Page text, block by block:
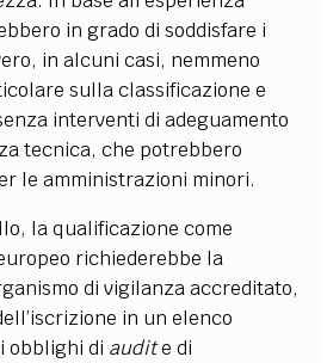
in grado di soddisfare i
in alcuni casi, nemmeno
sulla classificazione e
interventi di adeguamento
tecnica, che potrebbero
le amministrazioni minori.
la qualificazione come
richiederebbe la
di vigilanza accreditato,
in un elenco
obblighi di audite di